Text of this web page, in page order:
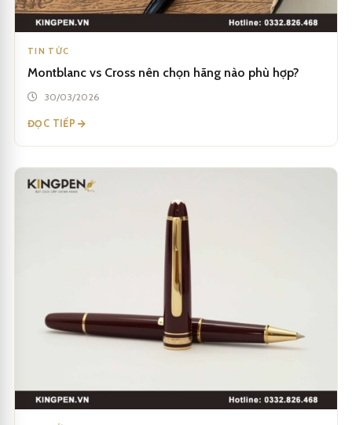
TIN TỨC
Montblanc vs Cross nên chọn hãng nào phù hợp?
30/03/2026
ĐỌC TIẾP